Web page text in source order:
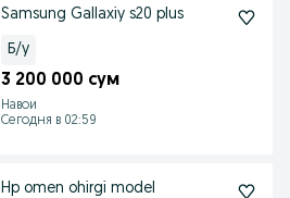
Samsung Gallaxiy s20 plus
Б/у
3 200 000 сум
Навои
Сегодня в 02:59
Hp omen ohirgi model